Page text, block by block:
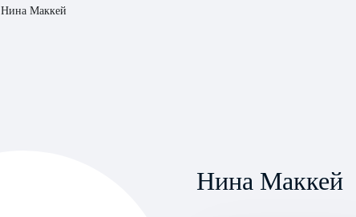
Нина Маккей
Нина Маккей